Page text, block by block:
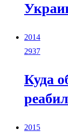
2014
2937
Куда
2015